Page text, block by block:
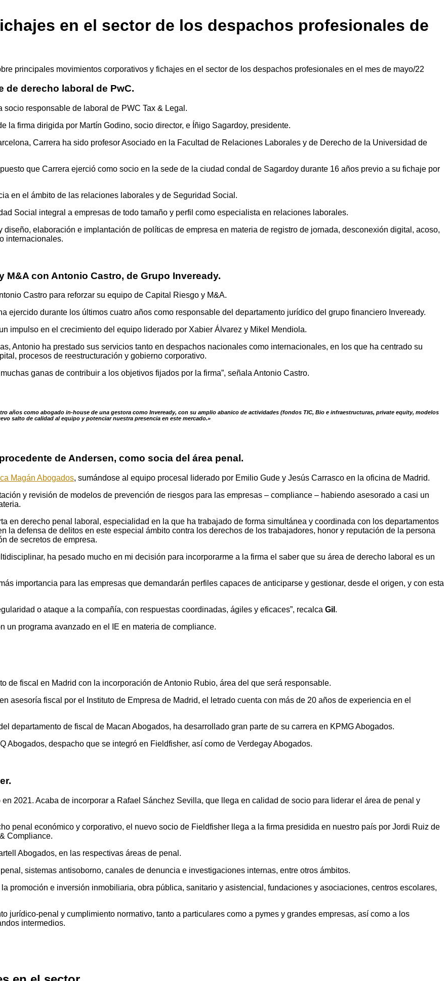
en el sector de los despachos profesionales de
principales movimientos corporativos y fichajes en el sector de los despachos profesionales en el mes de mayo/22
de derecho laboral de PwC.
responsable de laboral de PWC Tax & Legal.
la firma dirigida por Martín Godino, socio director, e Íñigo Sagardoy, presidente.
Carrera ha sido profesor Asociado en la Facultad de Relaciones Laborales y de Derecho de la Universidad de
que Carrera ejerció como socio en la sede de la ciudad condal de Sagardoy durante 16 años previo a su fichaje por
en el ámbito de las relaciones laborales y de Seguridad Social.
Social integral a empresas de todo tamaño y perfil como especialista en relaciones laborales.
elaboración e implantación de políticas de empresa en materia de registro de jornada, desconexión digital, acoso,
internacionales.
con Antonio Castro, de Grupo Inveready.
Castro para reforzar su equipo de Capital Riesgo y M&A.
ejercido durante los últimos cuatro años como responsable del departamento jurídico del grupo financiero Inveready.
impulso en el crecimiento del equipo liderado por Xabier Álvarez y Mikel Mendiola.
Antonio ha prestado sus servicios tanto en despachos nacionales como internacionales, en los que ha centrado su
procesos de reestructuración y gobierno corporativo.
ganas de contribuir a los objetivos fijados por la firma”, señala Antonio Castro.
años como abogado in-house de una gestora como Inveready, con su amplio abanico de actividades (fondos TIC, Bio e infraestructuras, private equity, modelos
salto de calidad al equipo y potenciar nuestra presencia en este mercado.»
de Andersen, como socia del área penal.
Magán Abogados, sumándose al equipo procesal liderado por Emilio Gude y Jesús Carrasco en la oficina de Madrid.
y revisión de modelos de prevención de riesgos para las empresas – compliance – habiendo asesorado a casi un
en derecho penal laboral, especialidad en la que ha trabajado de forma simultánea y coordinada con los departamentos
la defensa de delitos en este especial ámbito contra los derechos de los trabajadores, honor y reputación de la persona
de secretos de empresa.
ha pesado mucho en mi decisión para incorporarme a la firma el saber que su área de derecho laboral es un
importancia para las empresas que demandarán perfiles capaces de anticiparse y gestionar, desde el origen, y con esta
o ataque a la compañía, con respuestas coordinadas, ágiles y eficaces”, recalca Gil .
un programa avanzado en el IE en materia de compliance.
de fiscal en Madrid con la incorporación de Antonio Rubio, área del que será responsable.
asesoría fiscal por el Instituto de Empresa de Madrid, el letrado cuenta con más de 20 años de experiencia en el
departamento de fiscal de Macan Abogados, ha desarrollado gran parte de su carrera en KPMG Abogados.
Abogados, despacho que se integró en Fieldfisher, así como de Verdegay Abogados.
2021. Acaba de incorporar a Rafael Sánchez Sevilla, que llega en calidad de socio para liderar el área de penal y
penal económico y corporativo, el nuevo socio de Fieldfisher llega a la firma presidida en nuestro país por Jordi Ruiz de
Compliance.
Abogados, en las respectivas áreas de penal.
sistemas antisoborno, canales de denuncia e investigaciones internas, entre otros ámbitos.
promoción e inversión inmobiliaria, obra pública, sanitario y asistencial, fundaciones y asociaciones, centros escolares,
jurídico-penal y cumplimiento normativo, tanto a particulares como a pymes y grandes empresas, así como a los
intermedios.